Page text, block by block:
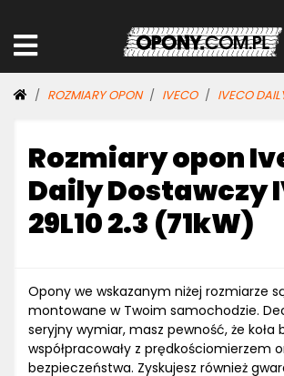
ROZMIARY OPON IVECO IVECO
Rozmiary opon
Daily Dostawczy
29L10 2.3 (71kW)
Opony we wskazanym niżej rozmiarze
montowane w Twoim samochodzie.
seryjny wymiar, masz pewność, że koła
współpracowały z prędkościomierzem
bezpieczeństwa. Zyskujesz również